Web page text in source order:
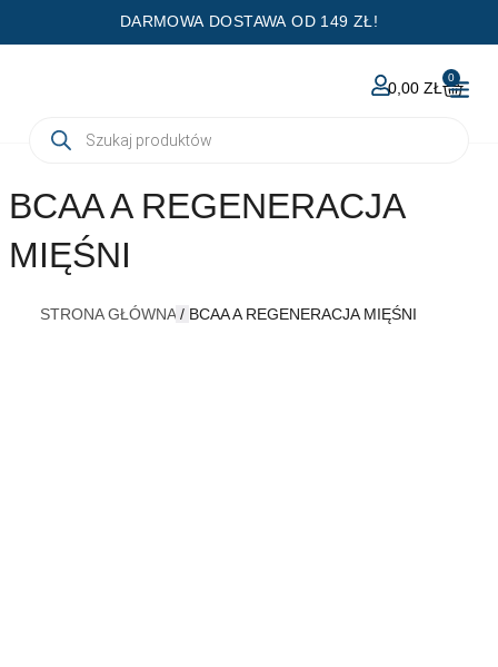
DARMOWA DOSTAWA OD 149 ZŁ!
produktów
0,00ZŁ
0
BCAA A REGENERACJA
MIĘŚNI
STRONA GŁÓWNA/ BCAA A REGENERACJA MIĘŚNI